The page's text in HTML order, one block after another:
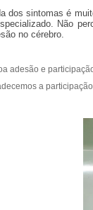
dos sintomas é
Não
no cérebro.
adesão e
a